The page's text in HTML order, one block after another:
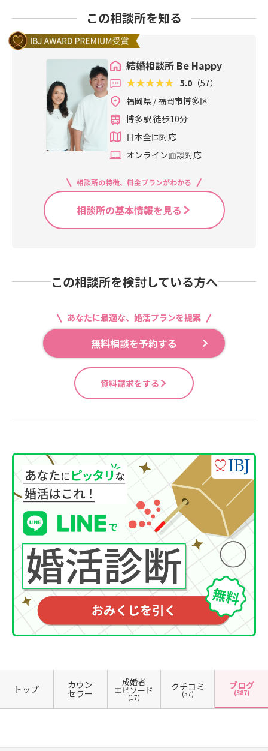
この相談所を知る
結婚相談所 Be Happy
5.0 （57）
福岡県 / 福岡市博多区
博多駅 徒歩10分
日本全国対応
オンライン面談対応
相談所の特徴、料金プランがわかる
相談所の基本情報を見る
この相談所を検討している方へ
あなたに最適な、婚活プランを提案
無料相談を予約する
資料請求をする
トップ カウン
セラー
成婚者
エピソード
(17)
クチコミ
(57)
ブログ
(387)